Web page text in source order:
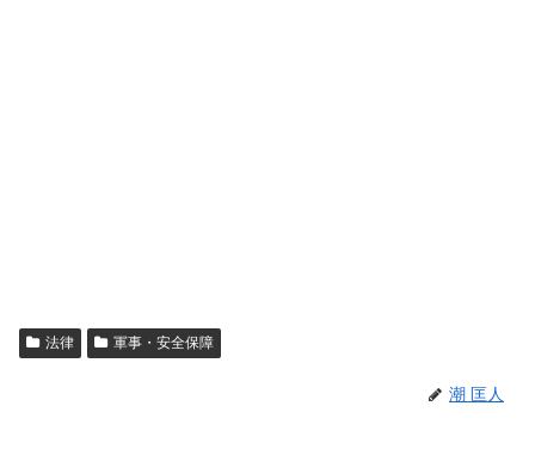
法律 軍事・安全保障
潮 匡人